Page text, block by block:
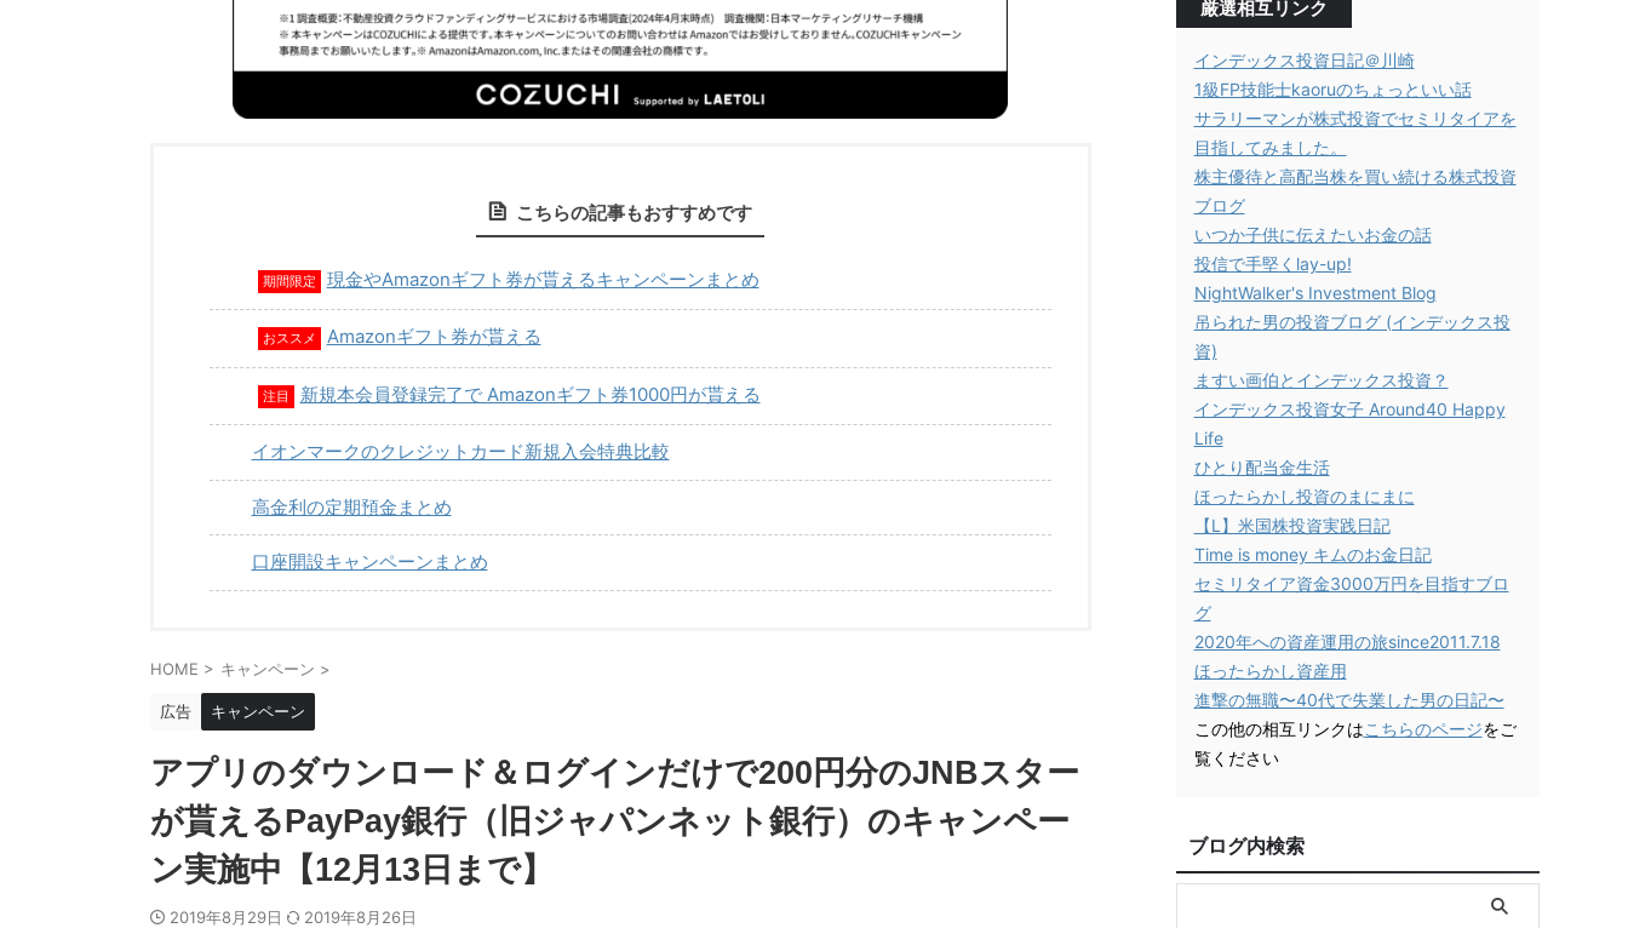
こちらの記事もおすすめです
期間限定 現金やAmazonギフト券が貰えるキャンペーンまとめ
おススメ Amazonギフト券が貰える
注目 新規本会員登録完了で Amazonギフト券1000円が貰える
イオンマークのクレジットカード新規入会特典比較
高金利の定期預金まとめ
口座開設キャンペーンまとめ
HOME > キャンペーン >
広告 キャンペーン
アプリのダウンロード＆ログインだけで200円分のJNBスター
が貰えるPayPay銀行（旧ジャパンネット銀行）のキャンペー
ン実施中【12月13日まで】
2019年8月29日 2019年8月26日
厳選相互リンク
インデックス投資日記＠川崎
1級FP技能士kaoruのちょっといい話
サラリーマンが株式投資でセミリタイアを
目指してみました。
株主優待と高配当株を買い続ける株式投資
ブログ
いつか子供に伝えたいお金の話
投信で手堅くlay-up!
NightWalker's Investment Blog
吊られた男の投資ブログ (インデックス投
資)
ますい画伯とインデックス投資？
インデックス投資女子 Around40 Happy
Life
ひとり配当金生活
ほったらかし投資のまにまに
【L】米国株投資実践日記
Time is money キムのお金日記
セミリタイア資金3000万円を目指すブロ
グ
2020年への資産運用の旅since2011.7.18
ほったらかし資産用
進撃の無職〜40代で失業した男の日記〜
この他の相互リンクはこちらのページをご
覧ください
ブログ内検索